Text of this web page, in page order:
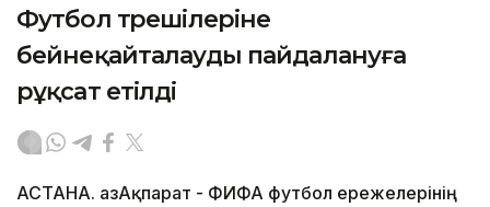
Футбол төрешілеріне
бейнеқайталауды пайдалануға
рұқсат етілді
АСТАНА. ҚазАқпарат - ФИФА футбол ережелерінің